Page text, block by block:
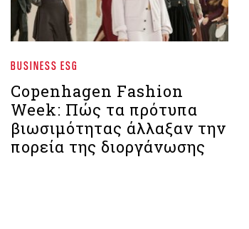
BUSINESS ESG
Copenhagen Fashion
Week: Πώς τα πρότυπα
βιωσιμότητας άλλαξαν την
πορεία της διοργάνωσης